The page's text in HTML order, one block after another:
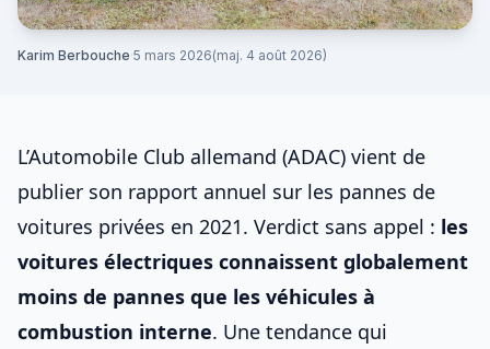
Karim Berbouche·5 mars 2026(maj. 4 août 2026)
L’Automobile Club allemand (ADAC) vient de
publier son rapport annuel sur les pannes de
voitures privées en 2021. Verdict sans appel : les
voitures électriques connaissent globalement
moins de pannes que les véhicules à
combustion interne. Une tendance qui